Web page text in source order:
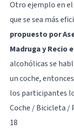
Otro ejemplo en
que se sea más
propuesto por
Madruga y Recio
alcohólicas se
un coche,
los participantes
Coche / Bicicleta /
18